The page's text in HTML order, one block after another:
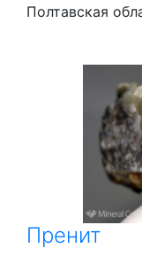
Полтавская
Пренит